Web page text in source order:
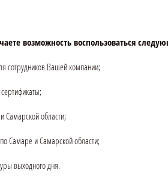
возможность воспользоваться
сотрудников Вашей компании;
Самарской области;
Самаре и Самарской области;
выходного дня.